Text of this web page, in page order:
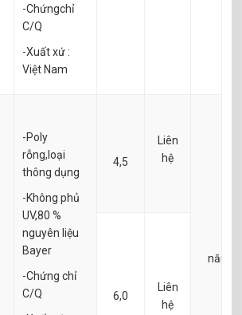
-Chứngchỉ
C/Q
-Xuất xứ :
Việt Nam
-Poly
rỗng,loại
thông dụng
-Không phủ
UV,80 %
nguyên liệu
Bayer
-Chứng chỉ
C/Q
4,5
Liên
hệ
năm
6,0
Liên
hệ